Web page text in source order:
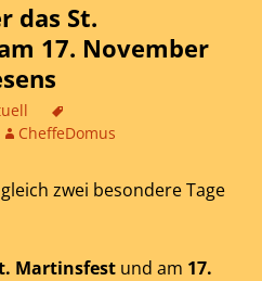
das St.
17. November
CheffeDomus
zwei besondere Tage
Martinsfest und am 17.